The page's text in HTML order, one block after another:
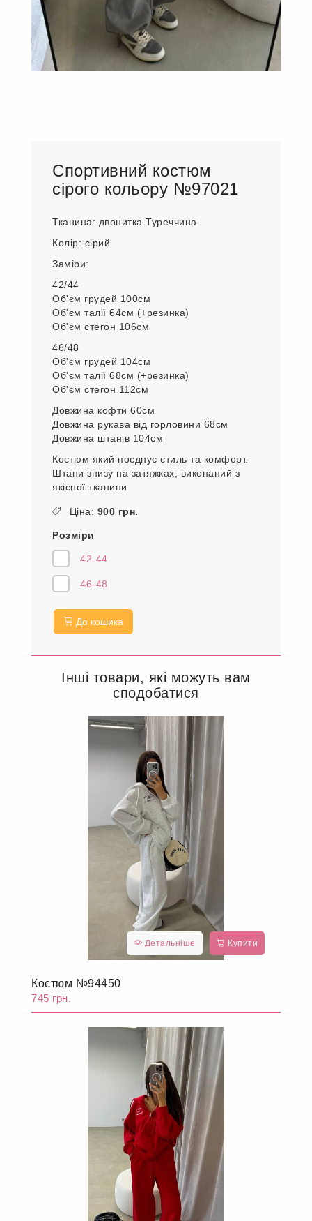
Спортивний костюм
сірого кольору №97021
Тканина: двонитка Туреччина
Колір: сірий
Заміри:
42/44
Об'єм грудей 100см
Об'єм талії 64см (+резинка)
Об'єм стегон 106см
46/48
Об'єм грудей 104см
Об'єм талії 68см (+резинка)
Об'єм стегон 112см
Довжина кофти 60см
Довжина рукава від горловини 68см
Довжина штанів 104см
Костюм який поєднує стиль та комфорт.
Штани знизу на затяжках, виконаний з
якісної тканини
Ціна: 900 грн.
Розміри
42-44
46-48
До кошика
Інші товари, які можуть вам
сподобатися
Детальніше Купити
Костюм №94450
745 грн.